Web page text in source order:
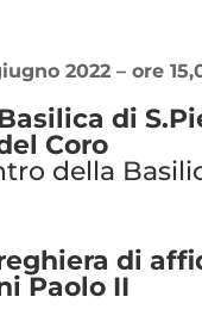
2022 – ore
di
Coro
della
di
Paolo II